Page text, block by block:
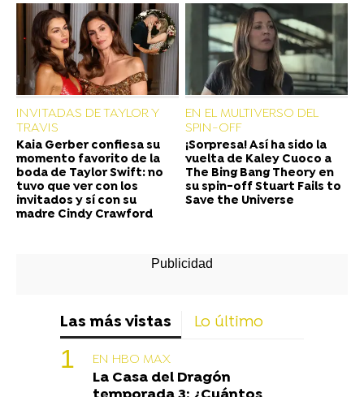
INVITADAS DE TAYLOR Y
TRAVIS
Kaia Gerber confiesa su
momento favorito de la
boda de Taylor Swift: no
tuvo que ver con los
invitados y sí con su
madre Cindy Crawford
EN EL MULTIVERSO DEL
SPIN-OFF
¡Sorpresa! Así ha sido la
vuelta de Kaley Cuoco a
The Bing Bang Theory en
su spin-off Stuart Fails to
Save the Universe
Las más vistas Lo último
EN HBO MAX
La Casa del Dragón